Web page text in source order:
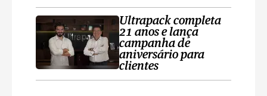
Ultrapack completa
21 anos e lança
campanha de
aniversário para
clientes